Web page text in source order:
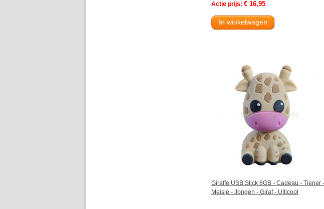
Actie prijs: € 16,95
In winkelwagen
Giraffe USB Stick 8GB - Cadeau - Tiener -
Meisje - Jongen - Giraf - Ulticool